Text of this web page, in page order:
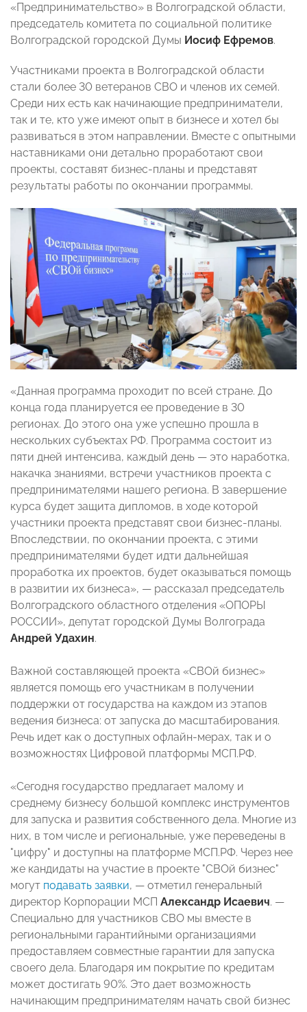
«Предпринимательство» в Волгоградской области,
председатель комитета по социальной политике
Волгоградской городской Думы Иосиф Ефремов.
Участниками проекта в Волгоградской области
стали более 30 ветеранов СВО и членов их семей.
Среди них есть как начинающие предприниматели,
так и те, кто уже имеют опыт в бизнесе и хотел бы
развиваться в этом направлении. Вместе с опытными
наставниками они детально проработают свои
проекты, составят бизнес-планы и представят
результаты работы по окончании программы.
«Данная программа проходит по всей стране. До
конца года планируется ее проведение в 30
регионах. До этого она уже успешно прошла в
нескольких субъектах РФ. Программа состоит из
пяти дней интенсива, каждый день — это наработка,
накачка знаниями, встречи участников проекта с
предпринимателями нашего региона. В завершение
курса будет защита дипломов, в ходе которой
участники проекта представят свои бизнес-планы.
Впоследствии, по окончании проекта, с этими
предпринимателями будет идти дальнейшая
проработка их проектов, будет оказываться помощь
в развитии их бизнеса», — рассказал председатель
Волгоградского областного отделения «ОПОРЫ
РОССИИ», депутат городской Думы Волгограда
Андрей Удахин.
Важной составляющей проекта «СВОй бизнес»
является помощь его участникам в получении
поддержки от государства на каждом из этапов
ведения бизнеса: от запуска до масштабирования.
Речь идет как о доступных офлайн-мерах, так и о
возможностях Цифровой платформы МСП.РФ.
«Сегодня государство предлагает малому и
среднему бизнесу большой комплекс инструментов
для запуска и развития собственного дела. Многие из
них, в том числе и региональные, уже переведены в
"цифру" и доступны на платформе МСП.РФ. Через нее
же кандидаты на участие в проекте "СВОй бизнес"
могут подавать заявки, — отметил генеральный
директор Корпорации МСП Александр Исаевич. —
Специально для участников СВО мы вместе в
региональными гарантийными организациями
предоставляем совместные гарантии для запуска
своего дела. Благодаря им покрытие по кредитам
может достигать 90%. Это дает возможность
начинающим предпринимателям начать свой бизнес